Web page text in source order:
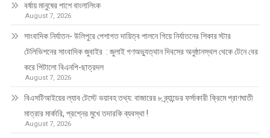
বর্ষায় মানুষের পাশে বাংলালিংক
August 7, 2026
সাংবাদিক নির্যাতন- উলিপুরে পেশাগত দায়িত্ব পালনে গিয়ে নির্যাতনের শিকার স্টার
টেলিভিশনের সাংবাদিক জুবাইর : জুলাই গণঅভ্যুত্থান দিবসের অনুষ্ঠানস্থল থেকে টেনে বের
করে পিটালো বিএনপি-ছাত্রদল
August 7, 2026
বিএসটিআইয়ের ল্যাব টেস্টে ভয়াবহ তথ্য: বাজারের ৮ ব্র্যান্ডের ফর্সাকারী ক্রিমে প্রাণঘাতী
মাত্রার মার্কারি, প্রশ্নের মুখে তদারকি ব্যবস্থা !
August 7, 2026